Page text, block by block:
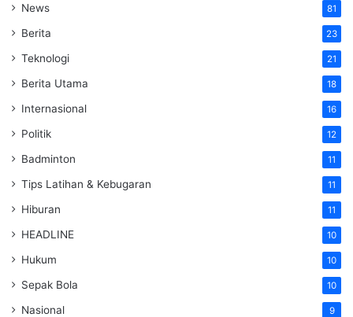
News 81
Berita 23
Teknologi 21
Berita Utama 18
Internasional 16
Politik 12
Badminton 11
Tips Latihan & Kebugaran 11
Hiburan 11
HEADLINE 10
Hukum 10
Sepak Bola 10
Nasional 9